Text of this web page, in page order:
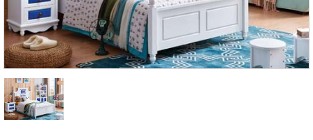
Thất
Phòng
Khách
Sofa,
tủ
Bàn
trà...
Nội